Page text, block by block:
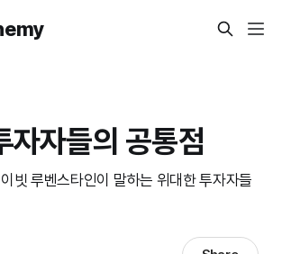
자자들의 공통점
빗 루벤스타인이 말하는 위대한 투자자들